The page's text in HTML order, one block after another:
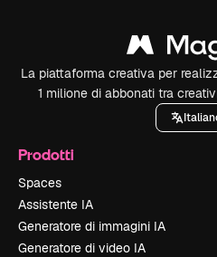
La piattaforma creativa per
1 milione di abbonati tra
Prodotti
Spaces
Assistente IA
Generatore di immagini IA
Generatore di video IA